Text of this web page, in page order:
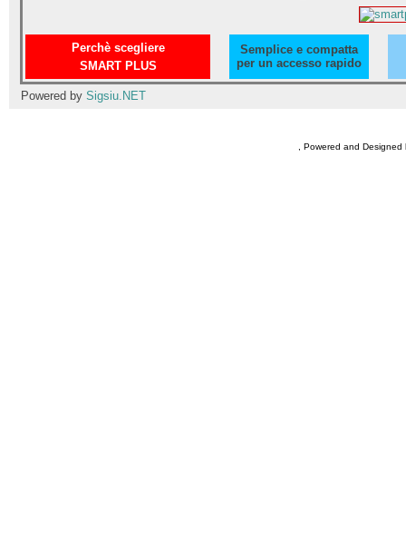
Perchè scegliere
SMART PLUS
Semplice e compatta
per un accesso rapido
Powered by Sigsiu.NET
, Powered and